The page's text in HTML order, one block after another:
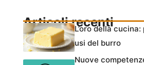
Articoli recenti
L’oro della
usi del burro
Nuove